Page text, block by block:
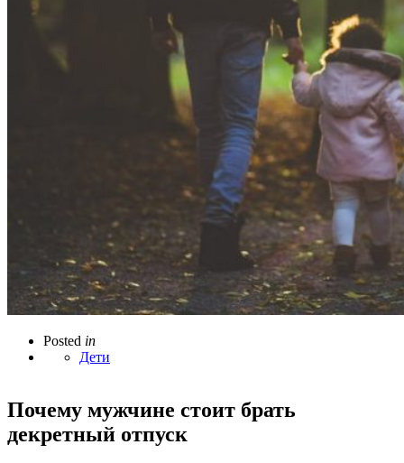
Posted in
Дети
Почему мужчине стоит брать
декретный отпуск